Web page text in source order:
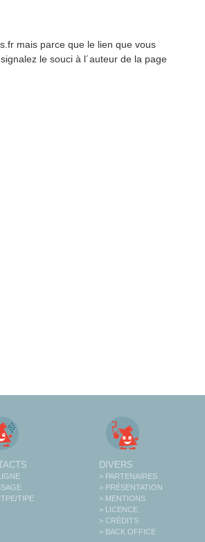
mais parce que le lien que vous
le souci à l´auteur de la page
TIPE
DIVERS
> PARTENAIRES
> PRÉSENTATION
> MENTIONS
> LICENCE
> CRÉDITS
> BACK OFFICE